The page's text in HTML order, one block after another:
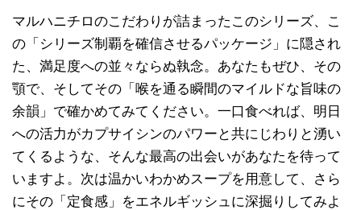
マルハニチロのこだわりが詰まったこのシリーズ、こ
の「シリーズ制覇を確信させるパッケージ」に隠され
た、満足度への並々ならぬ執念。あなたもぜひ、その
顎で、そしてその「喉を通る瞬間のマイルドな旨味の
余韻」で確かめてみてください。一口食べれば、明日
への活力がカプサイシンのパワーと共にじわりと湧い
てくるような、そんな最高の出会いがあなたを待って
いますよ。次は温かいわかめスープを用意して、さら
にその「定食感」をエネルギッシュに深掘りしてみよ